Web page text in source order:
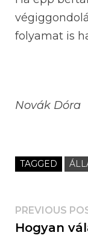
folyamat is
Novák Dóra
TAGGED
PREVIOUS
Hogyan